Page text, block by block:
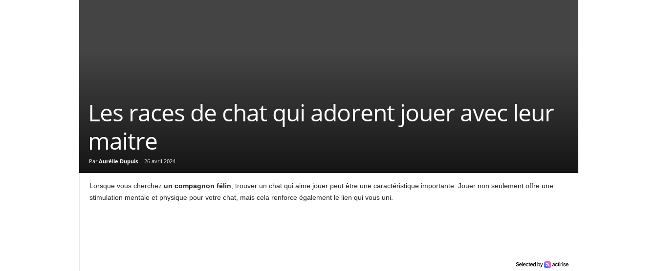
Les races de chat qui adorent jouer avec leur
maitre
Par Aurélie Dupuis - 26 avril 2024
Lorsque vous cherchez un compagnon félin , trouver un chat qui aime jouer peut être une caractéristique importante. Jouer non seulement offre une
stimulation mentale et physique pour votre chat, mais cela renforce également le lien qui vous uni.